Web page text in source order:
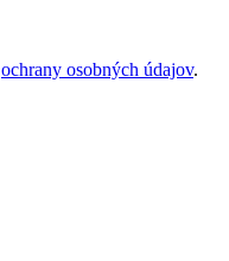
ochrany osobných údajov.